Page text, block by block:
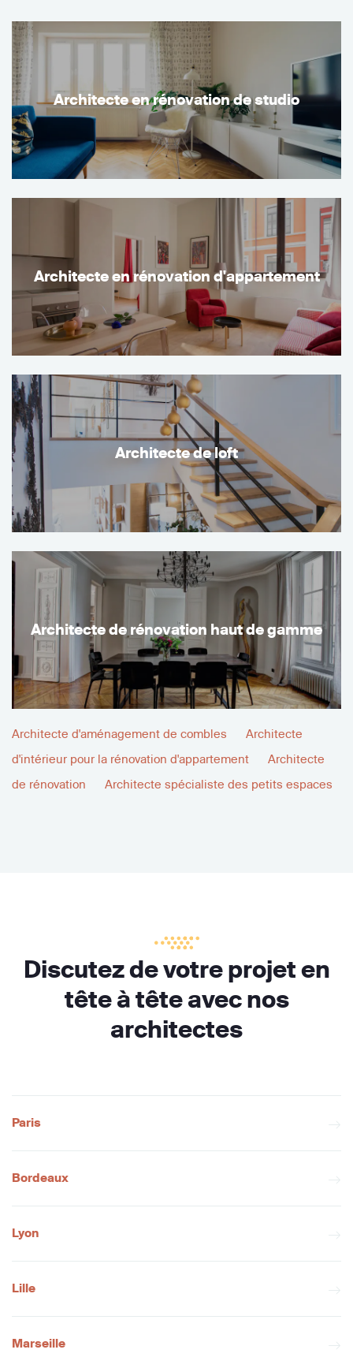
Architecte en rénovation de studio
Architecte en rénovation d'appartement
Architecte de loft
Architecte de rénovation haut de gamme
Architecte d'aménagement de combles
Architecte
d'intérieur pour la rénovation d'appartement
Architecte
de rénovation
Architecte spécialiste des petits espaces
Discutez de votre projet en
tête à tête avec nos
architectes
Paris
Bordeaux
Lyon
Lille
Marseille